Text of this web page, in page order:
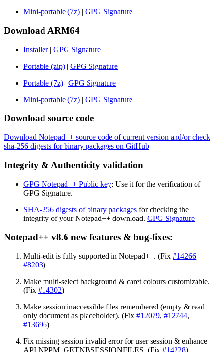
Mini-portable (7z) | GPG Signature
Download ARM64
Installer| GPG Signature
Portable (zip) | GPG Signature
Portable (7z) | GPG Signature
Mini-portable (7z) | GPG Signature
Download source code
Download Notepad++ source code of current version and/or check
sha-256 digests for binary packages on GitHub
Integrity & Authenticity validation
GPG Notepad++ Public key: Use it for the verification of
GPG Signature.
SHA-256 digests of binary packages for checking the
integrity of your Notepad++ download. GPG Signature
Notepad++ v8.6 new features & bug-fixes:
Multi-edit is fully supported in Notepad++. (Fix #14266,
#8203)
Make multi-select background & caret colours customizable.
(Fix #14302)
Make session inaccessible files remembered (empty & read-
only document as placeholder). (Fix #12079, #12744,
#13696)
Fix missing session invalid error for user session & enhance
API NPPM_GETNBSESSIONFILES. (Fix #14228)